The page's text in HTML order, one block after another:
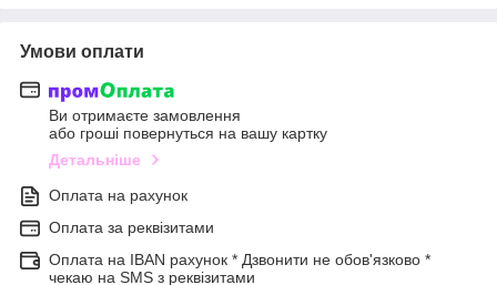
Умови оплати
Ви отримаєте замовлення
або гроші повернуться на вашу картку
Детальніше
Оплата на рахунок
Оплата за реквізитами
Оплата на IBAN рахунок * Дзвонити не обов'язково *
чекаю на SMS з реквізитами